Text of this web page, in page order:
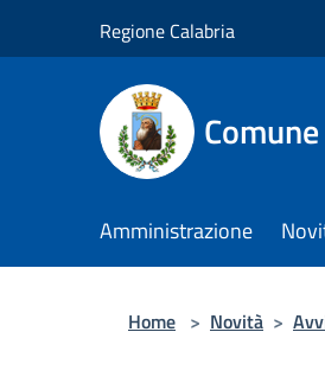
Regione Calabria
Amministrazione
Home > Novità >